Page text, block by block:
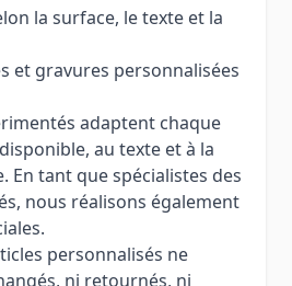
la surface, le texte et la
et gravures personnalisées
adaptent chaque
au texte et à la
En tant que spécialistes des
nous réalisons également
personnalisés ne
ni retournés, ni